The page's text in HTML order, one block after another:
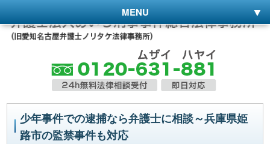
MENU
少年事件での逮捕なら弁護士に相談～兵庫県姫
路市の監禁事件も対応